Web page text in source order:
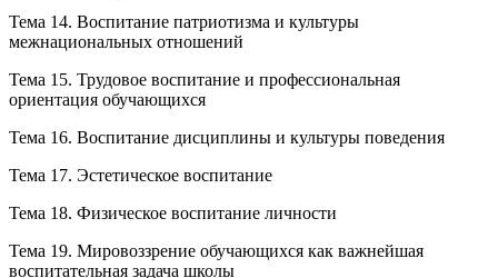
Тема 14. Воспитание патриотизма и культуры
межнациональных отношений
Тема 15. Трудовое воспитание и профессиональная
ориентация обучающихся
Тема 16. Воспитание дисциплины и культуры поведения
Тема 17. Эстетическое воспитание
Тема 18. Физическое воспитание личности
Тема 19. Мировоззрение обучающихся как важнейшая
воспитательная задача школы